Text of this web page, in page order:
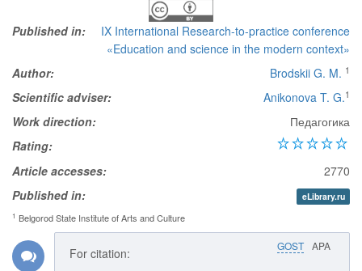
Published in:
IX International Research-to-practice conference
«Education and science in the modern context»
Author:
Brodskii G. M. 1
Scientific adviser: Anikonova T. G.1
Work direction:
Педагогика
Rating:
Article accesses:
2770
Published in:
eLibrary.ru
1 Belgorod State Institute of Arts and Culture
GOST APA
For citation: